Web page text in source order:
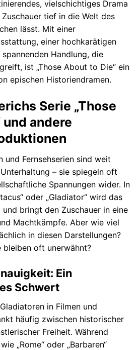
vielschichtiges Drama
tief in die Welt des
lässt. Mit einer
einer hochkarätigen
Handlung, die
ist „Those About to Die“ ein
epischen Historiendramen.
Serie „Those
andere
und Fernsehserien sind weit
– sie spiegeln oft
Spannungen wider. In
oder „Gladiator“ wird das
bringt den Zuschauer in eine
Machtkämpfe. Aber wie viel
in diesen Darstellungen?
bleiben oft unerwähnt?
Ein
Schwert
in Filmen und
häufig zwischen historischer
Freiheit. Während
„Rome“ oder „Barbaren“